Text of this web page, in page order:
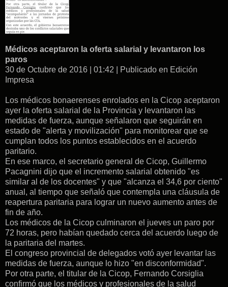
Médicos aceptaron la oferta salarial y levantaron los
paros
30 de Octubre de 2016 | 01:42 | Publicado en Edición
Impresa
Los médicos bonaerenses enrolados en la Cicop aceptaron
ayer la oferta salarial de la Provincia y levantaron las
medidas de fuerza, aunque señalaron que seguirán en
estado de "alerta y movilización" para monitorear que se
cumplan todos los puntos establecidos en el acuerdo
paritario.
En ese marco, el secretario general de Cicop, Guillermo
Pacagnini dijo que el incremento salarial obtenido "es
similar al de los docentes" y que "alcanza el 34,6 por ciento"
anual, al tiempo que señaló que contempla una cláusula de
reapertura paritaria para lograr un nuevo aumento antes de
fin de año.
Los médicos de la Cicop culminaron el jueves un paro por
72 horas, pero habían quedado cerca del acuerdo luego de
la paritaria del martes.
El congreso provincial de delegados votó ayer levantar las
medidas de fuerza, aunque lo hizo "en disconformidad".
Por otra parte, el titular de la Cicop, Fernando Corsiglia
confirmó que los médicos y profesionales de la salud